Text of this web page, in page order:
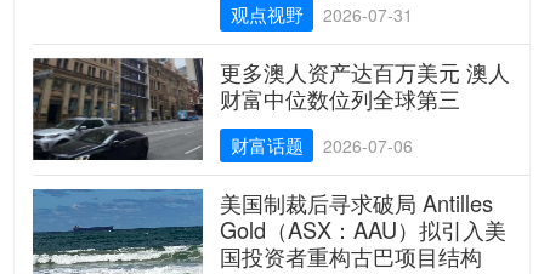
观点视野 2026-07-31
更多澳人资产达百万美元 澳人
财富中位数位列全球第三
财富话题 2026-07-06
美国制裁后寻求破局 Antilles
Gold（ASX：AAU）拟引入美
国投资者重构古巴项目结构